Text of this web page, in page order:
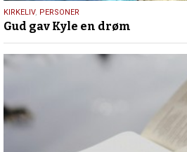
9.
juli
2026
KIRKELIV, PERSONER
Gud gav Kyle en drøm